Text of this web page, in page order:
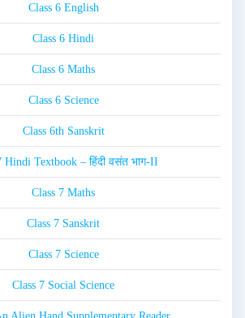
Class 6 English
Class 6 Hindi
Class 6 Maths
Class 6 Science
Class 6th Sanskrit
Hindi Textbook – हिंदी वसंत भाग-II
Class 7 Maths
Class 7 Sanskrit
Class 7 Science
Class 7 Social Science